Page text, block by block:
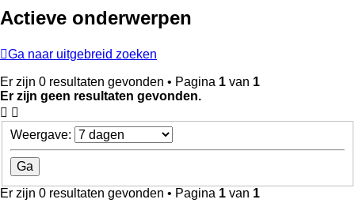
Actieve onderwerpen
Ga naar uitgebreid zoeken
Er zijn 0 resultaten gevonden • Pagina 1 van 1
Er zijn geen resultaten gevonden.
Weergave:
Er zijn 0 resultaten gevonden • Pagina 1 van 1